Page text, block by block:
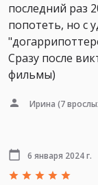
последний раз
попотеть, но с
Сразу после
фильмы)
Ирина (7
6 января 2024 г.